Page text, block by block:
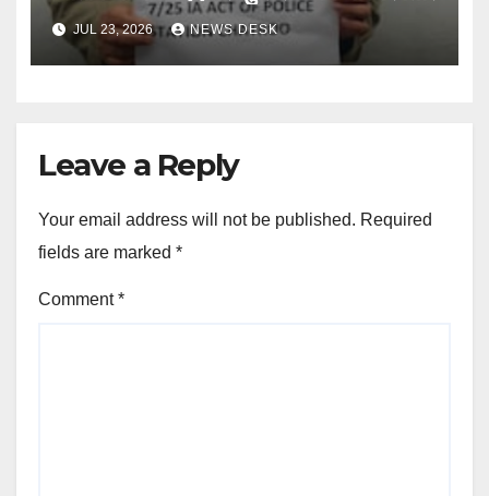
JUL 23, 2026 NEWS DESK
Leave a Reply
Your email address will not be published. Required
fields are marked *
Comment*